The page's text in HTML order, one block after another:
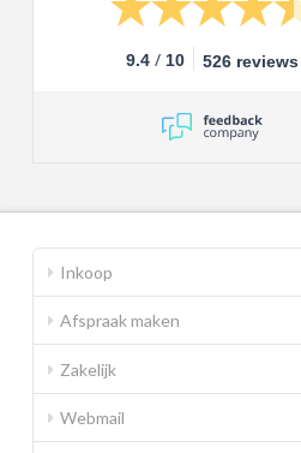
9.4 / 10 526 reviews
Inkoop
Afspraak maken
Zakelijk
Webmail